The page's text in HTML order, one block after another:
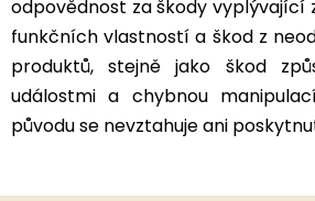
odpovědnost za škody vyplývající
funkčních vlastností a škod z
produktů, stejně jako škod
událostmi a chybnou
původu se nevztahuje ani